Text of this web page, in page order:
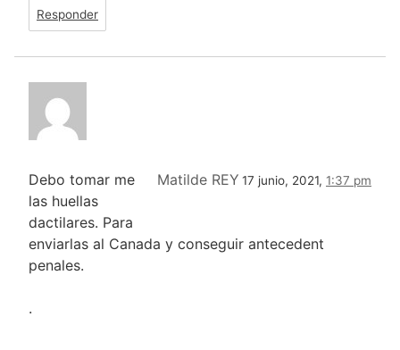
Responder
Matilde REY 17 junio, 2021, 1:37 pm
Debo tomar me
las huellas
dactilares. Para
enviarlas al Canada y conseguir antecedent
penales.
.